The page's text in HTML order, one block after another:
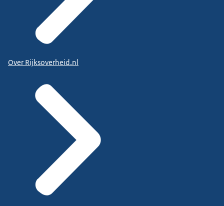
Over Rijksoverheid.nl